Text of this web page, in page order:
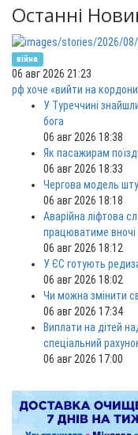
Останні
війна
06 авг 2026 21:23
рф хоче «вийти на
У Туреччині
бога
06 авг 2026 18:38
Як пасажирам
06 авг 2026 18:33
Чергова модель
06 авг 2026 18:18
Аварійна ліфтова
працюватиме вночі
06 авг 2026 18:12
У ЄС готують
06 авг 2026 18:02
Чи можна змінити
06 авг 2026 17:34
Виплати на дітей
спеціальний
06 авг 2026 17:00